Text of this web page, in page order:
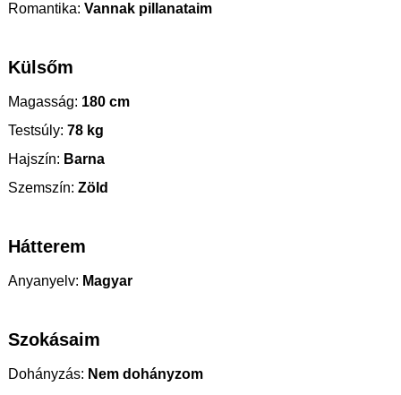
Romantika: Vannak pillanataim
Külsőm
Magasság: 180 cm
Testsúly: 78 kg
Hajszín: Barna
Szemszín: Zöld
Hátterem
Anyanyelv: Magyar
Szokásaim
Dohányzás: Nem dohányzom